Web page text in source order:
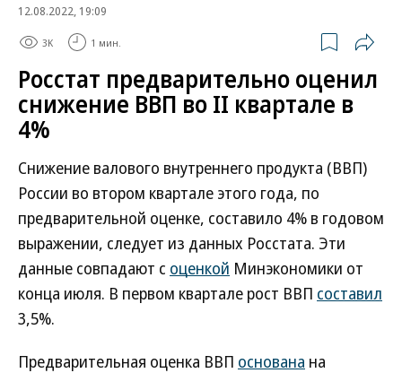
12.08.2022, 19:09
3K 1 мин.
Росстат предварительно оценил
снижение ВВП во II квартале в
4%
Снижение валового внутреннего продукта (ВВП)
России во втором квартале этого года, по
предварительной оценке, составило 4% в годовом
выражении, следует из данных Росстата. Эти
данные совпадают с оценкой Минэкономики от
конца июля. В первом квартале рост ВВП составил
3,5%.
Предварительная оценка ВВП основана на